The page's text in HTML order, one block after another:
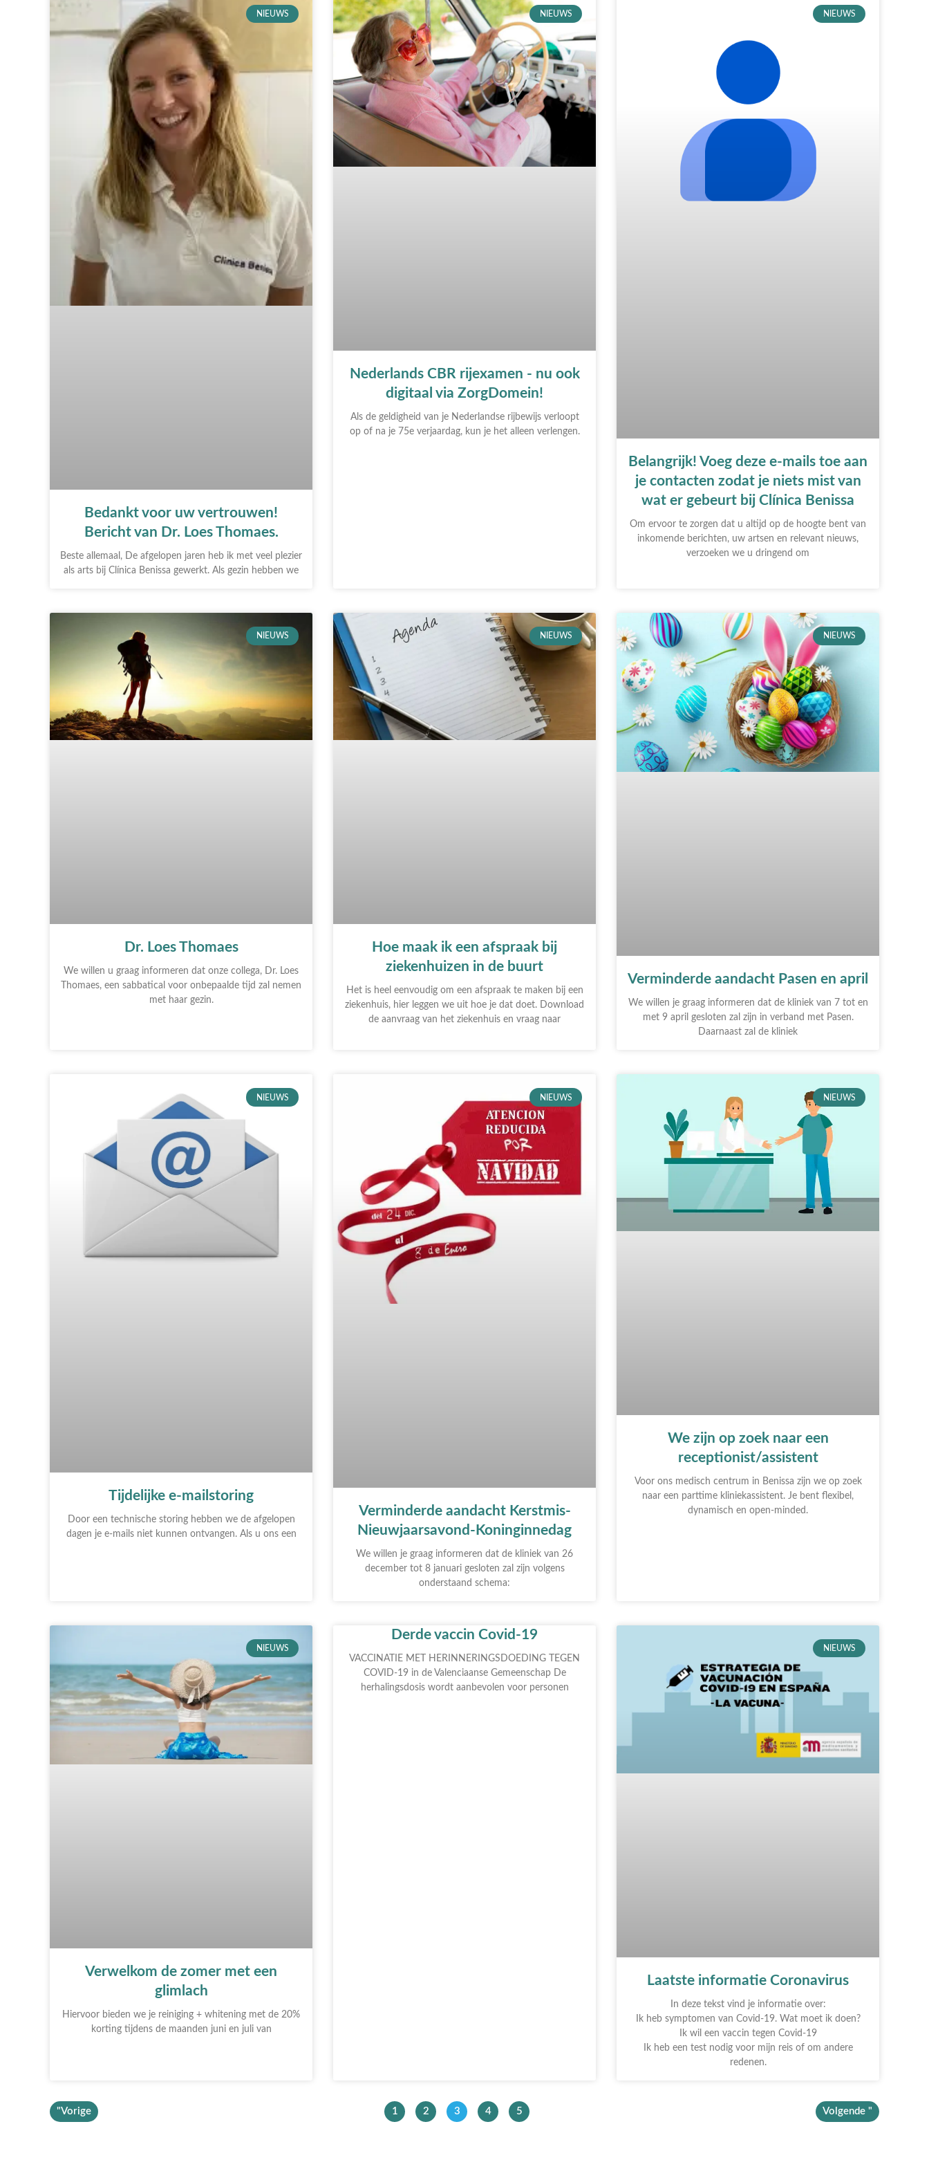
NIEUWS
Bedankt voor uw vertrouwen!
Bericht van Dr. Loes Thomaes.
Beste allemaal, De afgelopen jaren heb ik met veel plezier
als arts bij Clínica Benissa gewerkt. Als gezin hebben we
NIEUWS
Nederlands CBR rijexamen - nu ook
digitaal via ZorgDomein!
Als de geldigheid van je Nederlandse rijbewijs verloopt
op of na je 75e verjaardag, kun je het alleen verlengen.
NIEUWS
Belangrijk! Voeg deze e-mails toe aan
je contacten zodat je niets mist van
wat er gebeurt bij Clínica Benissa
Om ervoor te zorgen dat u altijd op de hoogte bent van
inkomende berichten, uw artsen en relevant nieuws,
verzoeken we u dringend om
NIEUWS
Dr. Loes Thomaes
We willen u graag informeren dat onze collega, Dr. Loes
Thomaes, een sabbatical voor onbepaalde tijd zal nemen
met haar gezin.
NIEUWS
Hoe maak ik een afspraak bij
ziekenhuizen in de buurt
Het is heel eenvoudig om een afspraak te maken bij een
ziekenhuis, hier leggen we uit hoe je dat doet. Download
de aanvraag van het ziekenhuis en vraag naar
NIEUWS
Verminderde aandacht Pasen en april
We willen je graag informeren dat de kliniek van 7 tot en
met 9 april gesloten zal zijn in verband met Pasen.
Daarnaast zal de kliniek
NIEUWS
Tijdelijke e-mailstoring
Door een technische storing hebben we de afgelopen
dagen je e-mails niet kunnen ontvangen. Als u ons een
NIEUWS
Verminderde aandacht Kerstmis-
Nieuwjaarsavond-Koninginnedag
We willen je graag informeren dat de kliniek van 26
december tot 8 januari gesloten zal zijn volgens
onderstaand schema:
NIEUWS
We zijn op zoek naar een
receptionist/assistent
Voor ons medisch centrum in Benissa zijn we op zoek
naar een parttime kliniekassistent. Je bent flexibel,
dynamisch en open-minded.
NIEUWS
Verwelkom de zomer met een
glimlach
Hiervoor bieden we je reiniging + whitening met de 20%
korting tijdens de maanden juni en juli van
Derde vaccin Covid-19
VACCINATIE MET HERINNERINGSDOEDING TEGEN
COVID-19 in de Valenciaanse Gemeenschap De
herhalingsdosis wordt aanbevolen voor personen
NIEUWS
Laatste informatie Coronavirus
In deze tekst vind je informatie over:
Ik heb symptomen van Covid-19. Wat moet ik doen?
Ik wil een vaccin tegen Covid-19
Ik heb een test nodig voor mijn reis of om andere
redenen.
"Vorige 1 2 3 4 5 Volgende "